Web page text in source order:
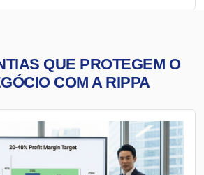
QUE PROTEGEM O
COM A RIPPA